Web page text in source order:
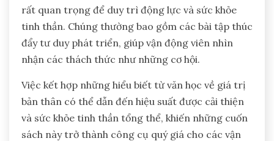
rất quan trọng để duy trì động lực và sức khỏe
tinh thần. Chúng thường bao gồm các bài tập thúc
đẩy tư duy phát triển, giúp vận động viên nhìn
nhận các thách thức như những cơ hội.
Việc kết hợp những hiểu biết từ văn học về giá trị
bản thân có thể dẫn đến hiệu suất được cải thiện
và sức khỏe tinh thần tổng thể, khiến những cuốn
sách này trở thành công cụ quý giá cho các vận